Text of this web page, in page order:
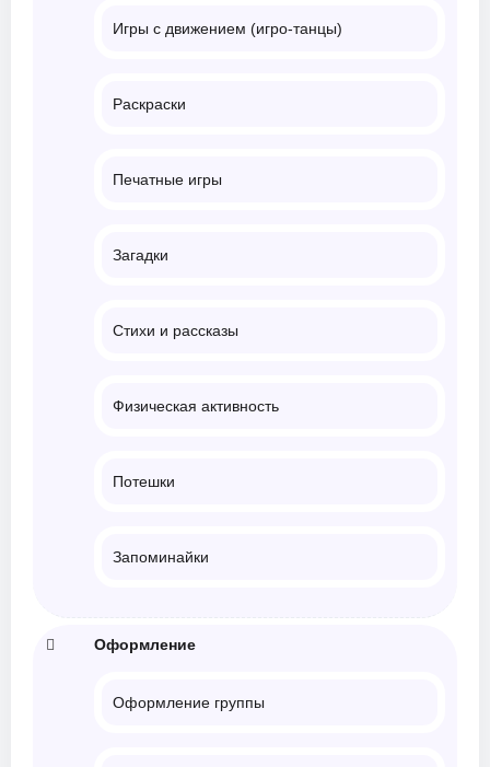
Игры с движением (игро-танцы)
Раскраски
Печатные игры
Загадки
Стихи и рассказы
Физическая активность
Потешки
Запоминайки
Оформление
Оформление группы